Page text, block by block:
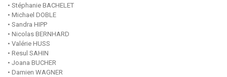
• Stéphanie BACHELET
• Michael DOBLE
• Sandra HIPP
• Nicolas BERNHARD
• Valérie HUSS
• Resul SAHIN
• Joana BUCHER
• Damien WAGNER